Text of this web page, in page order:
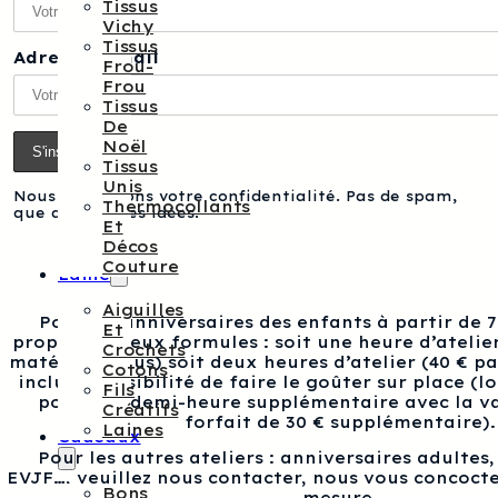
Tissus
Vichy
Tissus
Frou-
Frou
Tissus
De
Noël
Tissus
Unis
Thermocollants
Et
Décos
Couture
Laine
Aiguilles
Et
Crochets
Cotons
Fils
Créatifs
Laines
Cadeaux
Bons
Adresse e-mail
Nous respectons votre confidentialité. Pas de spam,
que des bonnes idées.
Pour les anniversaires des enfants à partir de
proposons deux formules : soit une heure
matériel inclus) soit deux heures d’atelier (40 €
inclus), possibilité de faire le goûter sur place
pour une demi-heure supplémentaire avec la
forfait de 30 € supplémentaire).
Pour les autres ateliers : anniversaires
EVJF…, veuillez nous contacter, nous vous